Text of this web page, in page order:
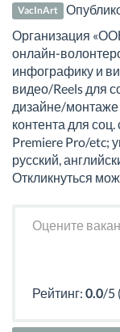
VacInArt
Организация
онлайн-
инфографику и
видео/Reels для
дизайне/
контента для
Premiere Pro/etc;
русский,
Откликнуться
Оцените
Рейтинг: 0.0/5